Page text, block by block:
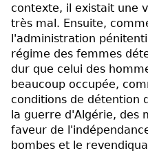
contexte, il existait une
très mal. Ensuite,
l'administration
régime des femmes
dur que celui des
beaucoup occupée,
conditions de détention
la guerre d'Algérie, des
faveur de
bombes et le